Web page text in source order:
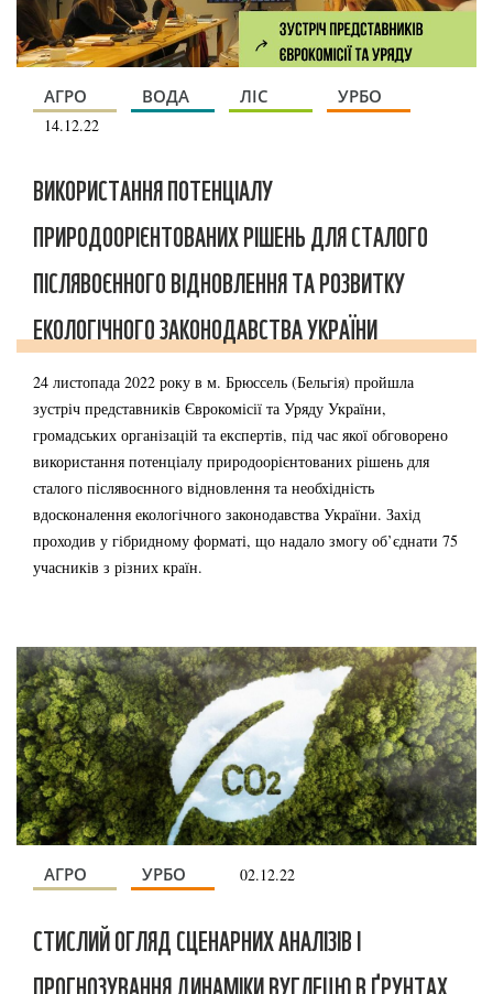
АГРО ВОДА ЛІС УРБО
14.12.22
ВИКОРИСТАННЯ ПОТЕНЦІАЛУ
ПРИРОДООРІЄНТОВАНИХ РІШЕНЬ ДЛЯ СТАЛОГО
ПІСЛЯВОЄННОГО ВІДНОВЛЕННЯ ТА РОЗВИТКУ
ЕКОЛОГІЧНОГО ЗАКОНОДАВСТВА УКРАЇНИ
24 листопада 2022 року в м. Брюссель (Бельгія) пройшла
зустріч представників Єврокомісії та Уряду України,
громадських організацій та експертів, під час якої обговорено
використання потенціалу природоорієнтованих рішень для
сталого післявоєнного відновлення та необхідність
вдосконалення екологічного законодавства України. Захід
проходив у гібридному форматі, що надало змогу об’єднати 75
учасників з різних країн.
АГРО УРБО 02.12.22
СТИСЛИЙ ОГЛЯД СЦЕНАРНИХ АНАЛІЗІВ І
ПРОГНОЗУВАННЯ ДИНАМІКИ ВУГЛЕЦЮ В ҐРУНТАХ